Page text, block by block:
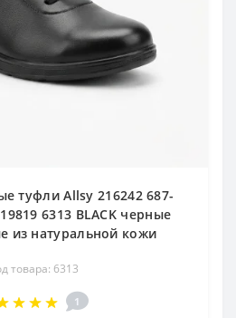
туфли Allsy 216242 687-
6313 BLACK черные
из натуральной кожи
товара: 6313
1